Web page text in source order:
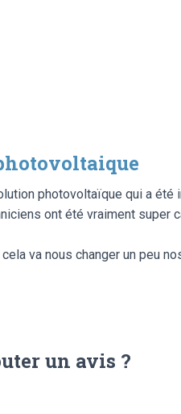
photovoltaïque qui a été
ont été vraiment super
va nous changer un peu
un avis ?